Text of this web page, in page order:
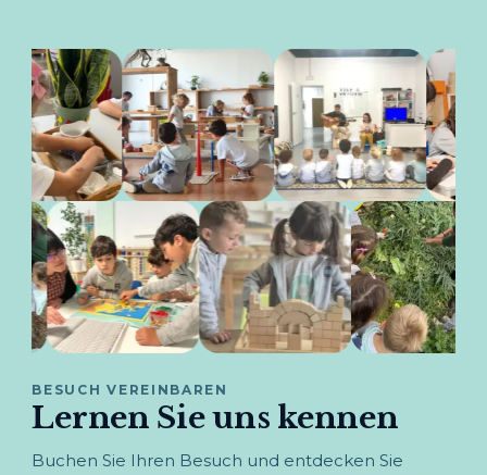
BESUCH VEREINBAREN
Lernen Sie uns kennen
Buchen Sie Ihren Besuch und entdecken Sie